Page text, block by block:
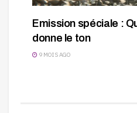
Emission spéciale :
donne le ton
9 MOIS AGO